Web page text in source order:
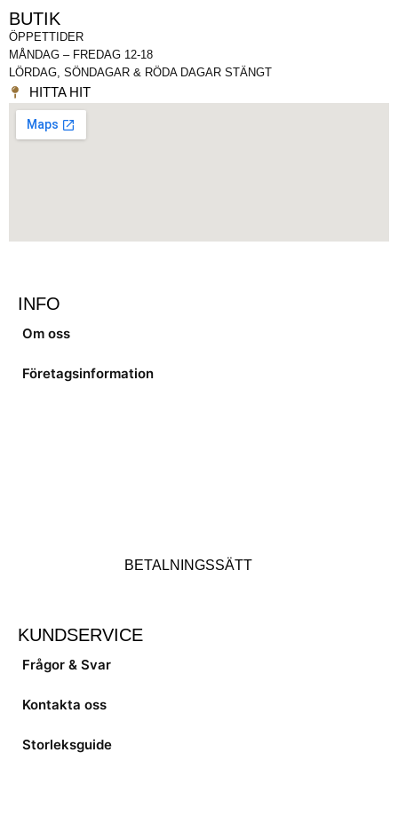
BUTIK
ÖPPETTIDER
MÅNDAG – FREDAG 12-18
LÖRDAG, SÖNDAGAR & RÖDA DAGAR STÄNGT
HITTA HIT
INFO
Om oss
Företagsinformation
BETALNINGSSÄTT
KUNDSERVICE
Frågor & Svar
Kontakta oss
Storleksguide